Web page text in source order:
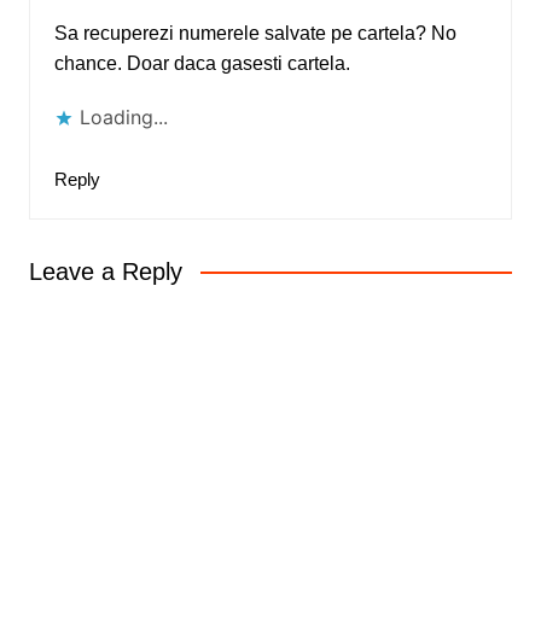
Sa recuperezi numerele salvate pe cartela? No
chance. Doar daca gasesti cartela.
Loading...
Reply
Leave a Reply